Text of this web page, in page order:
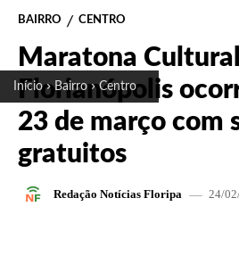
Início Bairro Centro
BAIRRO CENTRO
Maratona
Florianópolis
23 de março com
gratuitos
Redação Notícias Floripa 24/